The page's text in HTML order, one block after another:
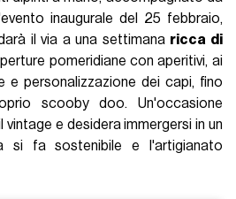
inaugurale del 25 febbraio,
il via a una settimana ricca di
pomeridiane con aperitivi, ai
e personalizzazione dei capi, fino
scooby doo. Un'occasione
vintage e desidera immergersi in un
si fa sostenibile e l'artigianato